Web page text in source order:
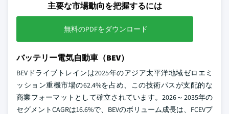
主要な市場動向を把握するには
無料のPDFをダウンロード
バッテリー電気自動車（BEV）
BEVドライブトレインは2025年のアジア太平洋地域ゼロエミ
ッション重機市場の62.4%を占め、この技術パスが支配的な
商業フォーマットとして確立されています。2026～2035年の
セグメントCAGRは16.6%で、BEVのボリューム成長は、FCEVプ